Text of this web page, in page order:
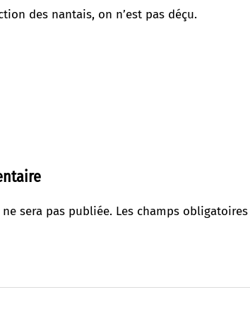
des nantais, on n’est pas déçu.
sera pas publiée. Les champs